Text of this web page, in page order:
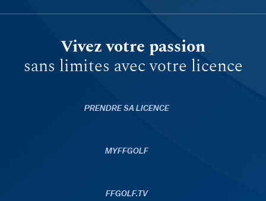
Vivez votre passion
sans limites avec votre licence
PRENDRE SA LICENCE
MYFFGOLF
FFGOLF.TV